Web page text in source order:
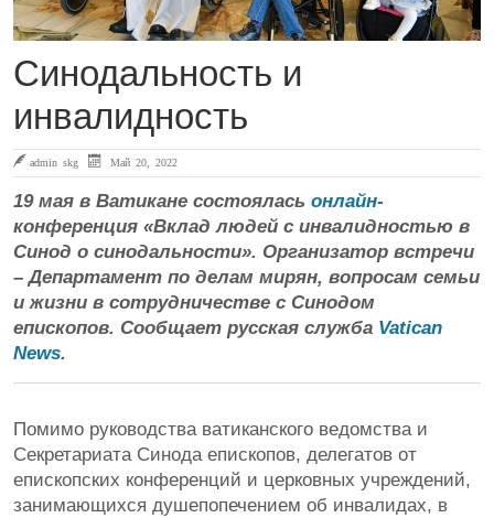
Синодальность и
инвалидность
admin skg Май 20, 2022
19 мая в Ватикане состоялась онлайн-
конференция «Вклад людей с инвалидностью в
Синод о синодальности». Организатор встречи
– Департамент по делам мирян, вопросам семьи
и жизни в сотрудничестве с Синодом
епископов. Сообщает русская служба Vatican
News.
Помимо руководства ватиканского ведомства и
Секретариата Синода епископов, делегатов от
епископских конференций и церковных учреждений,
занимающихся душепопечением об инвалидах, в